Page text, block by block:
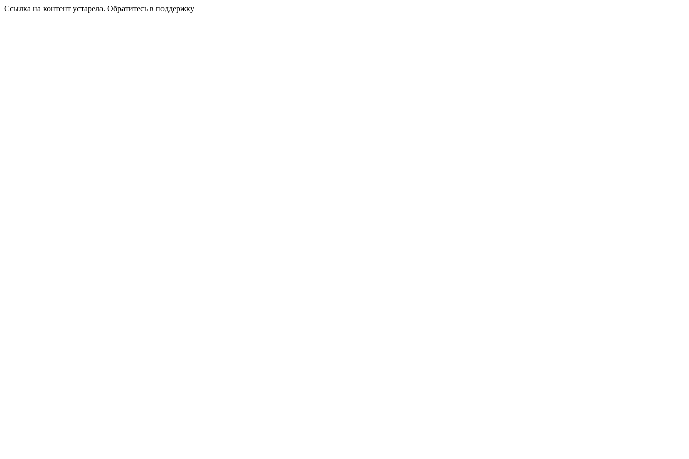
Ссылка на контент устарела. Обратитесь в поддержку